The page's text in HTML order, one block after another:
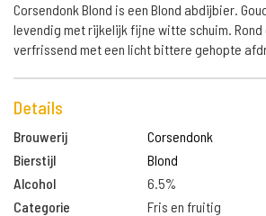
Corsendonk Blond is een Blond abdijbier.
levendig met rijkelijk fijne witte schuim.
verfrissend met een licht bittere gehopte
Details
Brouwerij
Corsendonk
Bierstijl
Blond
Alcohol
6.5%
Categorie
Fris en fruitig